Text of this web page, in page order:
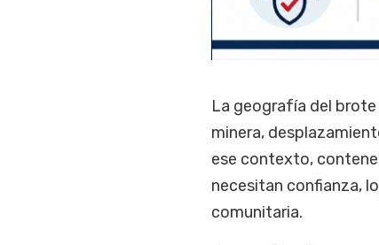
La geografía del
minera,
ese contexto,
necesitan confianza,
comunitaria.